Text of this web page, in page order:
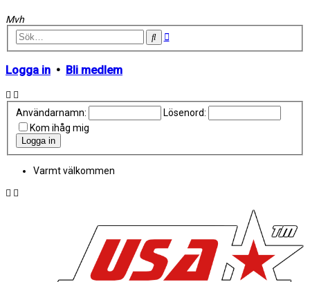
Mvh
SökAvancerad
Logga in • Bli medlem
Användarnamn:
Lösenord:
Kom ihåg mig
Varmt välkommen